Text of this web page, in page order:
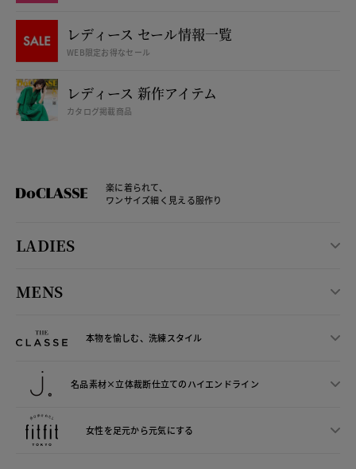
レディース セール情報一覧
WEB限定お得なセール
レディース 新作アイテム
カタログ掲載商品
楽に着られて、
ワンサイズ細く見える服作り
LADIES
MENS
本物を愉しむ、洗練スタイル
名品素材×立体裁断仕立てのハイエンドライン
女性を足元から元気にする